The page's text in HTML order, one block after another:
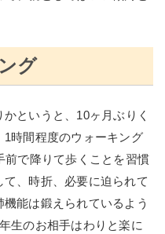
グ
というと、10ヶ月ぶりく
時間程度のウォーキング
前で降りて歩くことを習慣
、時折、必要に迫られて
能は鍛えられているよう
生のお相手はわりと楽に